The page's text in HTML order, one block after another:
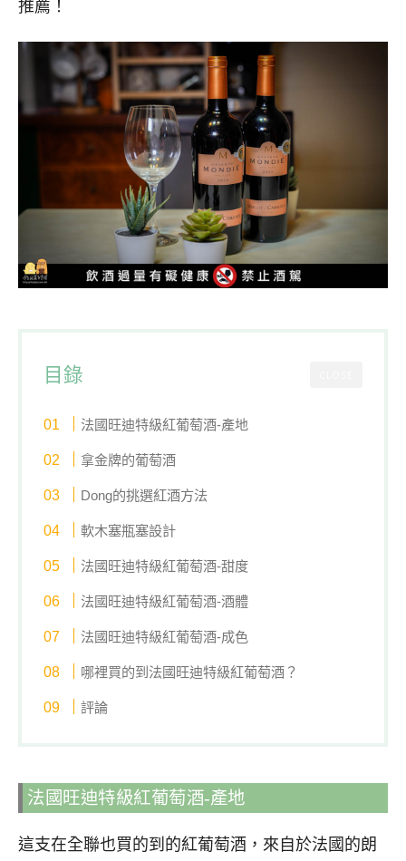
推薦！
目錄
法國旺迪特級紅葡萄酒-產地
拿金牌的葡萄酒
Dong的挑選紅酒方法
軟木塞瓶塞設計
法國旺迪特級紅葡萄酒-甜度
法國旺迪特級紅葡萄酒-酒體
法國旺迪特級紅葡萄酒-成色
哪裡買的到法國旺迪特級紅葡萄酒？
評論
法國旺迪特級紅葡萄酒-產地
這支在全聯也買的到的紅葡萄酒，來自於法國的朗